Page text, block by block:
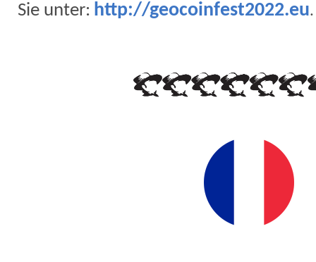
Sie unter: http://geocoinfest2022.eu.